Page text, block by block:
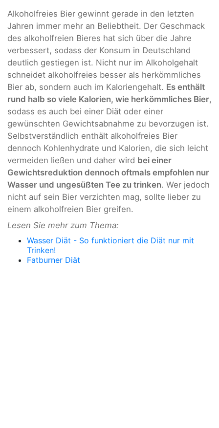
Alkoholfreies Bier gewinnt gerade in den letzten
Jahren immer mehr an Beliebtheit. Der Geschmack
des alkoholfreien Bieres hat sich über die Jahre
verbessert, sodass der Konsum in Deutschland
deutlich gestiegen ist. Nicht nur im Alkoholgehalt
schneidet alkoholfreies besser als herkömmliches
Bier ab, sondern auch im Kaloriengehalt. Es enthält
rund halb so viele Kalorien, wie herkömmliches Bier,
sodass es auch bei einer Diät oder einer
gewünschten Gewichtsabnahme zu bevorzugen ist.
Selbstverständlich enthält alkoholfreies Bier
dennoch Kohlenhydrate und Kalorien, die sich leicht
vermeiden ließen und daher wird bei einer
Gewichtsreduktion dennoch oftmals empfohlen nur
Wasser und ungesüßten Tee zu trinken. Wer jedoch
nicht auf sein Bier verzichten mag, sollte lieber zu
einem alkoholfreien Bier greifen.
Lesen Sie mehr zum Thema:
Wasser Diät - So funktioniert die Diät nur mit
Trinken!
Fatburner Diät